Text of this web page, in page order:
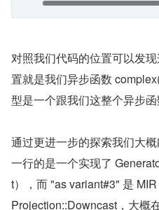
对照我们代码的位置可以发
置就是我们异步函数
型是一个跟我们这整个异步函
通过更进一步的探索我们大
一行的是一个实现了
t），而 "as variant#3" 是
Projection::Downcast，大概